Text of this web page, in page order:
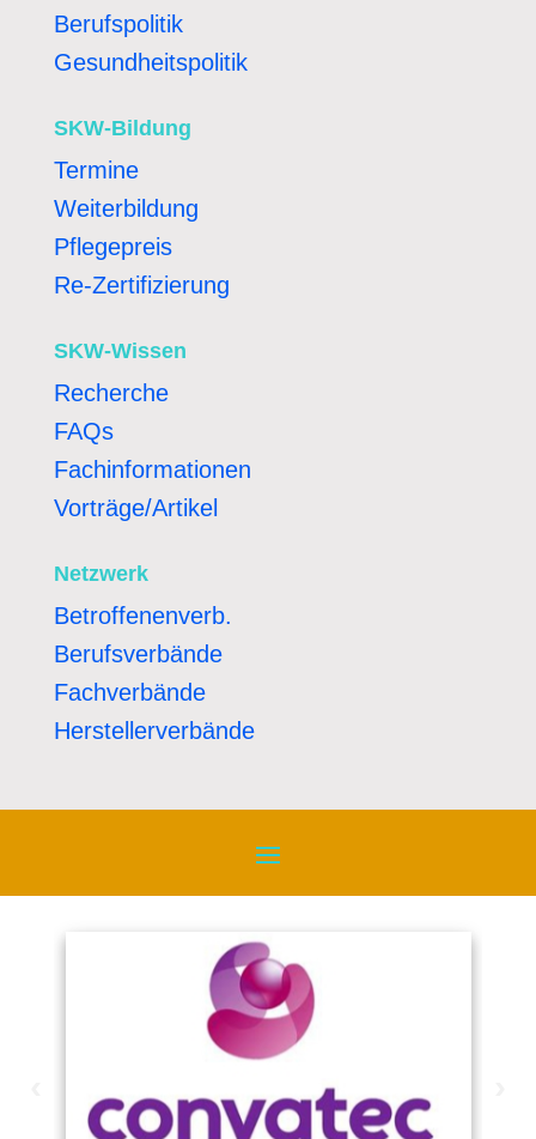
Berufspolitik
Gesundheitspolitik
SKW-Bildung
Termine
Weiterbildung
Pflegepreis
Re-Zertifizierung
SKW-Wissen
Recherche
FAQs
Fachinformationen
Vorträge/Artikel
Netzwerk
Betroffenenverb.
Berufsverbände
Fachverbände
Herstellerverbände